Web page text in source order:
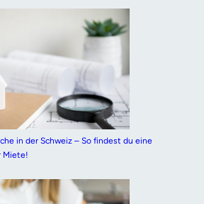
in der Schweiz – So findest du eine
Miete!